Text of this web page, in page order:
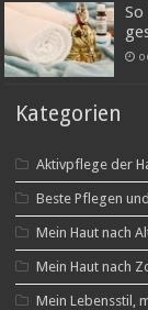
Kategorien
Aktivpflege der
Beste Pflegen
Mein Haut nach
Mein Haut nach
Mein Lebensstil,